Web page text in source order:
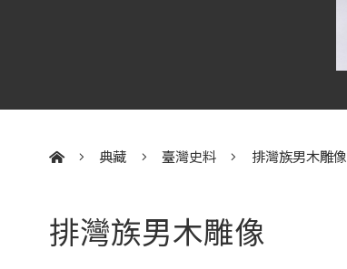
典藏 臺灣史料 排灣族男木雕像
排灣族男木雕像